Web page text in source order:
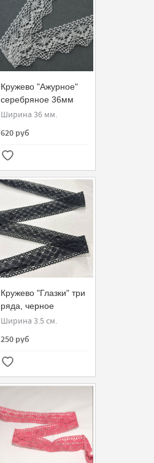
Кружево "Ажурное"
серебряное 36мм
Ширина 36 мм.
620 руб
Кружево "Глазки" три
ряда, черное
Ширина 3.5 см.
250 руб